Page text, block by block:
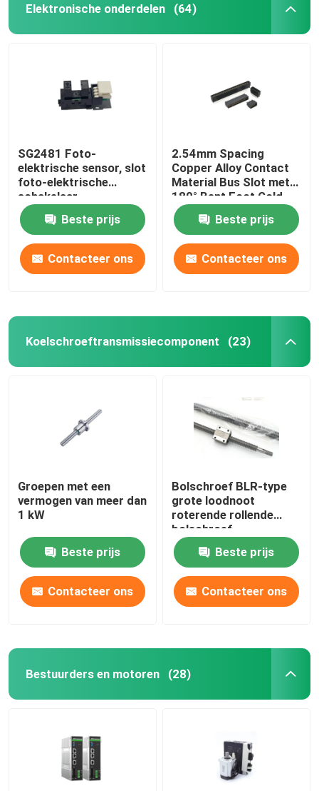
Elektronische onderdelen (64)
SG2481 Foto-
elektrische sensor, slot
foto-elektrische
schakelaar,
tegengestelde foto-
elektrische inductor,
infrarood inductie
schakelaar
Beste prijs
Contacteer ons
2.54mm Spacing
Copper Alloy Contact
Material Bus Slot met
180° Bent Foot Gold
Finger Socket
Beste prijs
Contacteer ons
Koelschroeftransmissiecomponent (23)
Groepen met een
vermogen van meer dan
1 kW
Beste prijs
Contacteer ons
Bolschroef BLR-type
grote loodnoot
roterende rollende
bolschroef,
precisiebolschroef en
rollende bolschroef.
Beste prijs
Contacteer ons
Bestuurders en motoren (28)